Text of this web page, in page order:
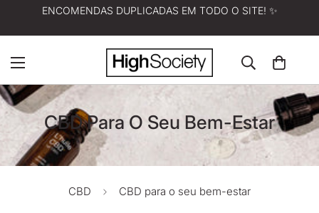
ENCOMENDAS DUPLICADAS EM TODO O SITE! ✨
CBD Para O Seu Bem-Estar
CBD CBD para o seu bem-estar